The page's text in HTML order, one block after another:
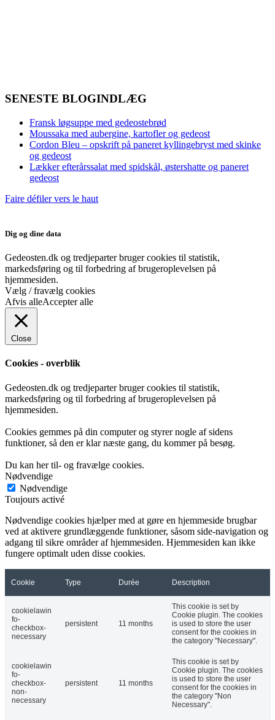
SENESTE BLOGINDLÆG
Fransk løgsuppe med gedeostebrød
Moussaka med aubergine, kartofler og gedeost
Cordon Bleu – opskrift på paneret kyllingebryst med skinke
og gedeost
Lækker efterårssalat med spidskål, østershatte og paneret
gedeost
Faire défiler vers le haut
Dig og dine data
Gedeosten.dk og tredjeparter bruger cookies til statistik,
markedsføring og til forbedring af brugeroplevelsen på
hjemmesiden.
Vælg / fravælg cookies
Afvis alleAccepter alle
Close
Cookies - overblik
Gedeosten.dk og tredjeparter bruger cookies til statistik,
markedsføring og til forbedring af brugeroplevelsen på
hjemmesiden.
Cookies gemmes på din computer og styrer nogle af sidens
funktioner, så den er klar næste gang, du kommer på besøg.
Du kan her til- og fravælge cookies.
Nødvendige
Nødvendige
Toujours activé
Nødvendige cookies hjælper med at gøre en hjemmeside brugbar
ved at aktivere grundlæggende funktioner, såsom side-navigation og
adgang til sikre områder af hjemmesiden. Hjemmesiden kan ikke
fungere optimalt uden disse cookies.
Cookie Type Durée Description
cookielawin
fo-
checkbox-
necessary
persistent 11 months
This cookie is set by
Cookie plugin. The cookies
is used to store the user
consent for the cookies in
the category "Necessary".
cookielawin
fo-
checkbox-
non-
necessary
persistent 11 months
This cookie is set by
Cookie plugin. The cookies
is used to store the user
consent for the cookies in
the category "Non
Necessary".